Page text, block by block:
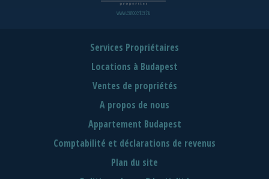
www.eurocenter.hu
Services Propriétaires
Locations à Budapest
Ventes de propriétés
A propos de nous
Appartement Budapest
Comptabilité et déclarations de revenus
Plan du site